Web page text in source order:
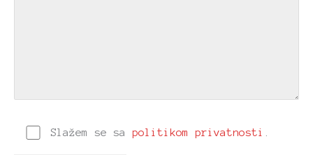
Slažem se sapolitikom privatnosti